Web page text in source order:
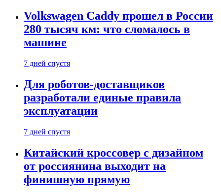
Volkswagen Caddy прошел в России
280 тысяч км: что сломалось в
машине
7 дней спустя
Для роботов-доставщиков
разработали единые правила
эксплуатации
7 дней спустя
Китайский кроссовер с дизайном
от россиянина выходит на
финишную прямую